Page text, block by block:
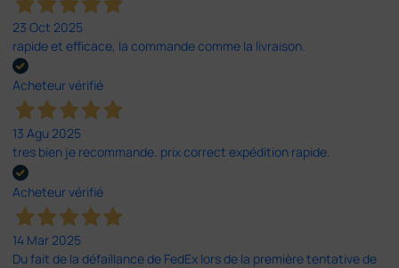
23 Oct 2025
rapide et efficace, la commande comme la livraison.
Acheteur vérifié
13 Agu 2025
tres bien je recommande. prix correct expédition rapide.
Acheteur vérifié
14 Mar 2025
Du fait de la défaillance de FedEx lors de la première tentative de